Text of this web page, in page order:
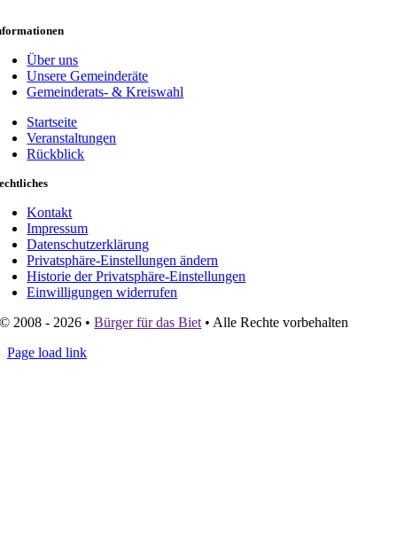
Über uns
Unsere Gemeinderäte
Gemeinderats- & Kreiswahl
Startseite
Veranstaltungen
Rückblick
Kontakt
Impressum
Datenschutzerklärung
Privatsphäre-Einstellungen ändern
Historie der Privatsphäre-Einstellungen
Einwilligungen widerrufen
© 2008 - 2026 •Bürger für das Biet • Alle Rechte vorbehalten
Page load link